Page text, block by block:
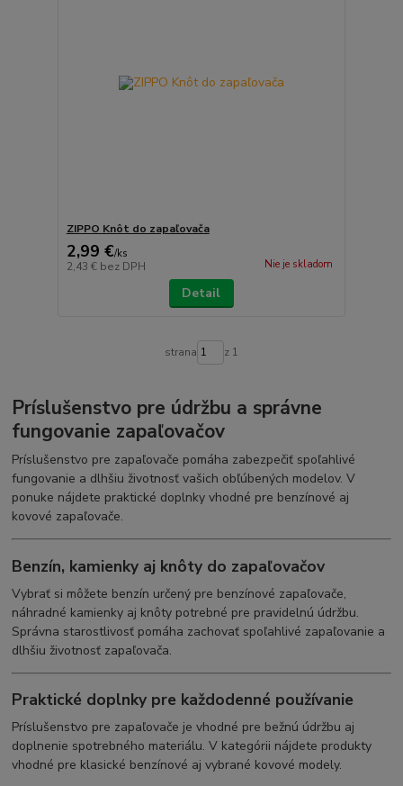
ZIPPO Knôt do zapaľovača
2,99 €/ks
2,43 € bez DPH Nie je skladom
Detail
strana z 1
Príslušenstvo pre údržbu a správne
fungovanie zapaľovačov
Príslušenstvo pre zapaľovače pomáha zabezpečiť spoľahlivé
fungovanie a dlhšiu životnosť vašich obľúbených modelov. V
ponuke nájdete praktické doplnky vhodné pre benzínové aj
kovové zapaľovače.
Benzín, kamienky aj knôty do zapaľovačov
Vybrať si môžete benzín určený pre benzínové zapaľovače,
náhradné kamienky aj knôty potrebné pre pravidelnú údržbu.
Správna starostlivosť pomáha zachovať spoľahlivé zapaľovanie a
dlhšiu životnosť zapaľovača.
Praktické doplnky pre každodenné používanie
Príslušenstvo pre zapaľovače je vhodné pre bežnú údržbu aj
doplnenie spotrebného materiálu. V kategórii nájdete produkty
vhodné pre klasické benzínové aj vybrané kovové modely.